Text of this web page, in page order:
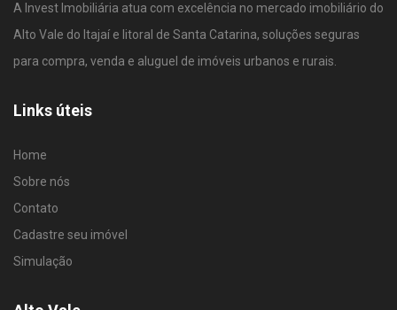
A Invest Imobiliária atua com excelência no mercado imobiliário do
Alto Vale do Itajaí e litoral de Santa Catarina, soluções seguras
para compra, venda e aluguel de imóveis urbanos e rurais.
Links úteis
Home
Sobre nós
Contato
Cadastre seu imóvel
Simulação